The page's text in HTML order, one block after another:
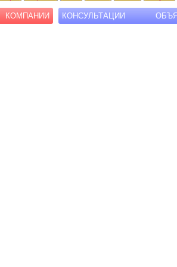
КОМПАНИИ КОНСУЛЬТАЦИИ